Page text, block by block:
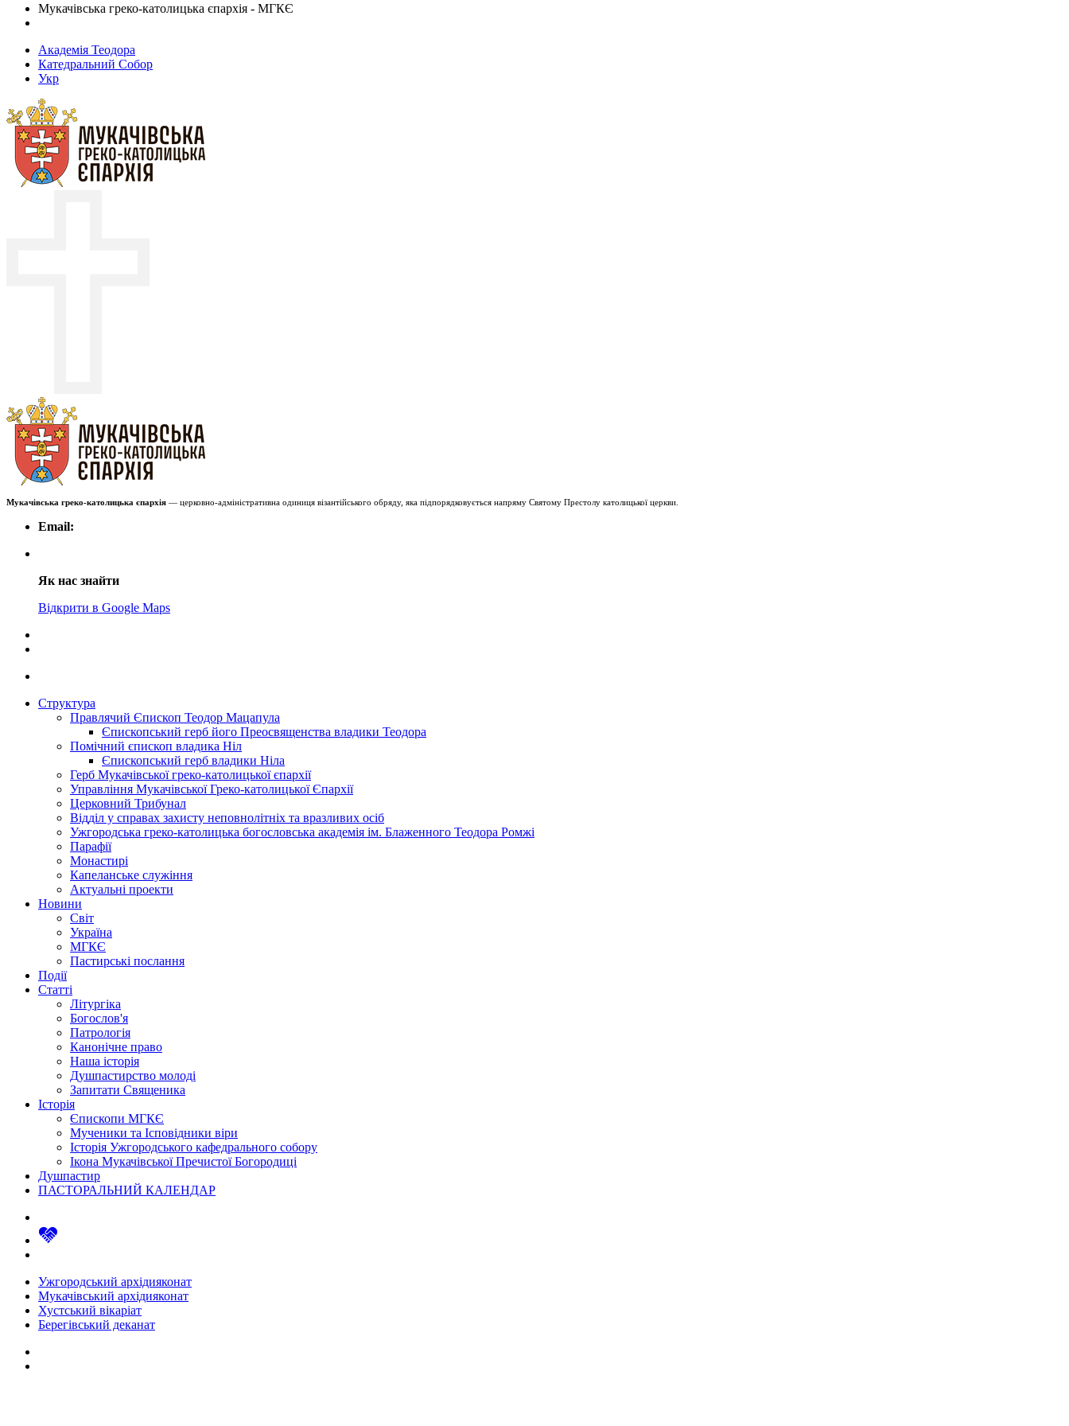
Мукачівська греко-католицька єпархія - МГКЄ
Академія Теодора
Катедральний Собор
Укр
Мукачівська греко-католицька єпархія — церковно-адміністративна одиниця візантійського обряду, яка підпорядковується напряму Святому Престолу католицької церкви.
Email:
Як нас знайти
Відкрити в Google Maps
Структура
Правлячий Єпископ Теодор Мацапула
Єпископський герб його Преосвященства владики Теодора
Помічний єпископ владика Ніл
Єпископський герб владики Ніла
Герб Мукачівської греко-католицької єпархії
Управління Мукачівської Греко-католицької Єпархії
Церковний Трибунал
Відділ у справах захисту неповнолітніх та вразливих осіб
Ужгородська греко-католицька богословська академія ім. Блаженного Теодора Ромжі
Парафії
Монастирі
Капеланське служіння
Актуальні проекти
Новини
Світ
Україна
МГКЄ
Пастирські послання
Події
Статті
Літургіка
Богослов'я
Патрологія
Канонічне право
Наша історія
Душпастирство молоді
Запитати Священика
Історія
Єпископи МГКЄ
Мученики та Ісповідники віри
Історія Ужгородського кафедрального собору
Ікона Мукачівської Пречистої Богородиці
Душпастир
ПАСТОРАЛЬНИЙ КАЛЕНДАР
Ужгородський архідияконат
Мукачівський архідияконат
Хустський вікаріат
Берегівський деканат